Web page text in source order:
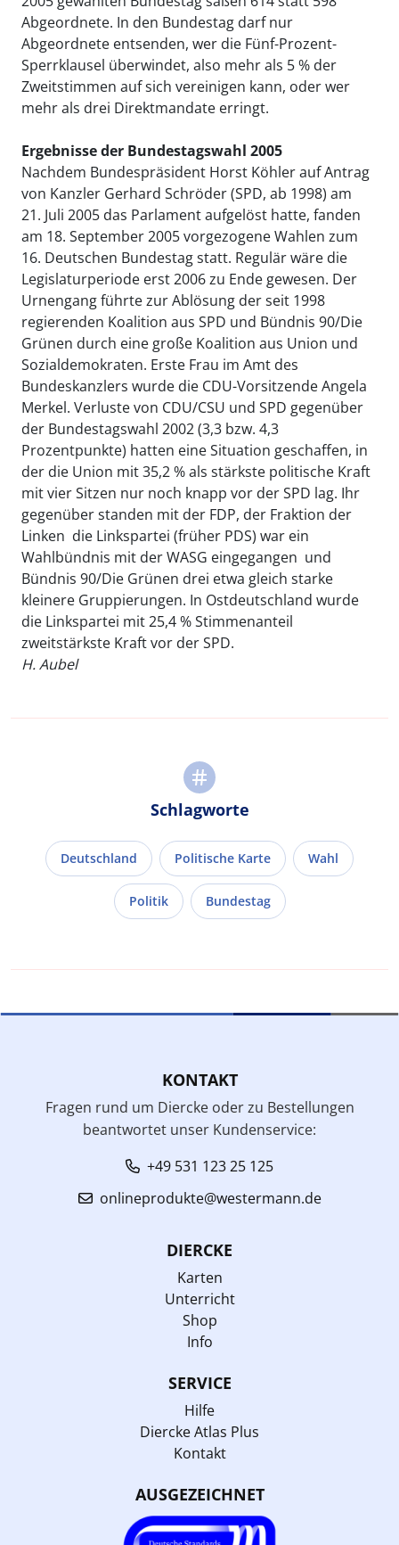
Abgeordnete. In den Bundestag darf nur
Abgeordnete entsenden, wer die Fünf-Prozent-
Sperrklausel überwindet, also mehr als 5 % der
Zweitstimmen auf sich vereinigen kann, oder wer
mehr als drei Direktmandate erringt.
Ergebnisse der Bundestagswahl 2005
Nachdem Bundespräsident Horst Köhler auf Antrag
von Kanzler Gerhard Schröder (SPD, ab 1998) am
21. Juli 2005 das Parlament aufgelöst hatte, fanden
am 18. September 2005 vorgezogene Wahlen zum
16. Deutschen Bundestag statt. Regulär wäre die
Legislaturperiode erst 2006 zu Ende gewesen. Der
Urnengang führte zur Ablösung der seit 1998
regierenden Koalition aus SPD und Bündnis 90/Die
Grünen durch eine große Koalition aus Union und
Sozialdemokraten. Erste Frau im Amt des
Bundeskanzlers wurde die CDU-Vorsitzende Angela
Merkel. Verluste von CDU/CSU und SPD gegenüber
der Bundestagswahl 2002 (3,3 bzw. 4,3
Prozentpunkte) hatten eine Situation geschaffen, in
der die Union mit 35,2 % als stärkste politische Kraft
mit vier Sitzen nur noch knapp vor der SPD lag. Ihr
gegenüber standen mit der FDP, der Fraktion der
Linken  die Linkspartei (früher PDS) war ein
Wahlbündnis mit der WASG eingegangen  und
Bündnis 90/Die Grünen drei etwa gleich starke
kleinere Gruppierungen. In Ostdeutschland wurde
die Linkspartei mit 25,4 % Stimmenanteil
zweitstärkste Kraft vor der SPD.
H. Aubel
Schlagworte
Deutschland Politische Karte Wahl
Politik Bundestag
KONTAKT
Fragen rund um Diercke oder zu Bestellungen
beantwortet unser Kundenservice:
+49 531 123 25 125
onlineprodukte@westermann.de
DIERCKE
Karten
Unterricht
Shop
Info
SERVICE
Hilfe
Diercke Atlas Plus
Kontakt
AUSGEZEICHNET